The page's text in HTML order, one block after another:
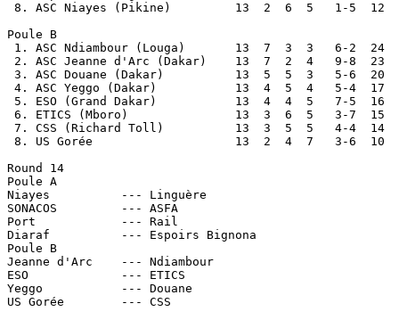
8. ASC Niayes (Pikine)		13  2  6  5   1-5  12
Poule B
1. ASC Ndiambour (Louga)	13  7  3  3   6-2  24
2. ASC Jeanne d'Arc (Dakar)	13  7  2  4   9-8  23
3. ASC Douane (Dakar)		13  5  5  3   5-6  20
4. ASC Yeggo (Dakar)		13  4  5  4   5-4  17
5. ESO (Grand Dakar)		13  4  4  5   7-5  16
6. ETICS (Mboro)		13  3  6  5   3-7  15
7. CSS (Richard Toll)		13  3  5  5   4-4  14
8. US Gorée			13  2  4  7   3-6  10
Round 14
Poule A
Niayes		--- Linguère
SONACOS		--- ASFA
Port		--- Rail
Diaraf		--- Espoirs Bignona
Poule B
Jeanne d'Arc	--- Ndiambour
ESO		--- ETICS
Yeggo		--- Douane
US Gorée	--- CSS